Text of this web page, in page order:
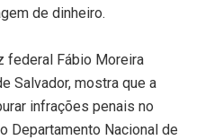
de dinheiro.
federal Fábio Moreira
Salvador, mostra que a
infrações penais no
Departamento Nacional de